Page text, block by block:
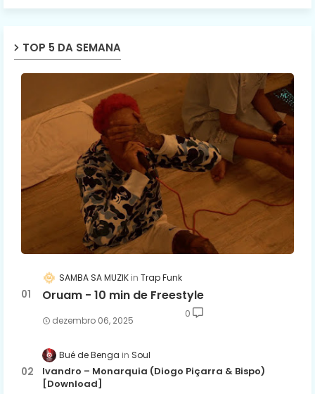
TOP 5 DA SEMANA
SAMBA SA MUZIK Trap Funk
Oruam - 10 min de Freestyle
dezembro 06, 2025
0
Bué de Benga Soul
Ivandro – Monarquia (Diogo Piçarra & Bispo)
[Download]